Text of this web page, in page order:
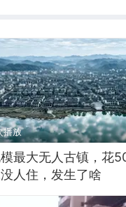
播放
最大无人古镇，花
人住，发生了啥